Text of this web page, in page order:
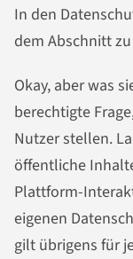
In den
dem Abschnitt
Okay, aber was
berechtigte
Nutzer stellen.
öffentliche
Plattform-
eigenen
gilt übrigens für